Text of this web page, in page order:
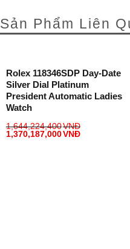
Sản Phẩm Liên
Rolex 118346SDP Day-Date
Silver Dial Platinum
President Automatic Ladies
Watch
1,644,224,400VNĐ
1,370,187,000VNĐ